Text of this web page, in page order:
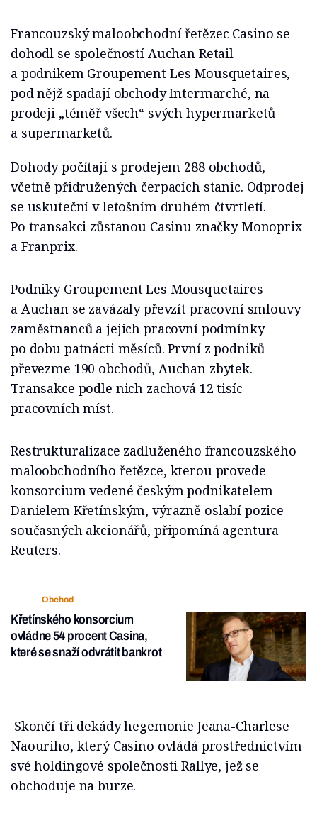
Francouzský maloobchodní řetězec Casino se
dohodl se společností Auchan Retail
a podnikem Groupement Les Mousquetaires,
pod nějž spadají obchody Intermarché, na
prodeji „téměř všech“ svých hypermarketů
a supermarketů.
Dohody počítají s prodejem 288 obchodů,
včetně přidružených čerpacích stanic. Odprodej
se uskuteční v letošním druhém čtvrtletí.
Po transakci zůstanou Casinu značky Monoprix
a Franprix.
Podniky Groupement Les Mousquetaires
a Auchan se zavázaly převzít pracovní smlouvy
zaměstnanců a jejich pracovní podmínky
po dobu patnácti měsíců. První z podniků
převezme 190 obchodů, Auchan zbytek.
Transakce podle nich zachová 12 tisíc
pracovních míst.
Restrukturalizace zadluženého francouzského
maloobchodního řetězce, kterou provede
konsorcium vedené českým podnikatelem
Danielem Křetínským, výrazně oslabí pozice
současných akcionářů, připomíná agentura
Reuters.
Obchod
Křetínského konsorcium
ovládne 54 procent Casina,
které se snaží odvrátit bankrot
Skončí tři dekády hegemonie Jeana-Charlese
Naouriho, který Casino ovládá prostřednictvím
své holdingové společnosti Rallye, jež se
obchoduje na burze.